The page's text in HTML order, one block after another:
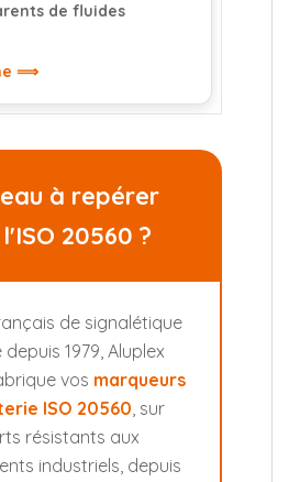
de fluides
⟹
à repérer
20560 ?
de signalétique
1979, Aluplex
vos marqueurs
ISO 20560, sur
résistants aux
industriels, depuis